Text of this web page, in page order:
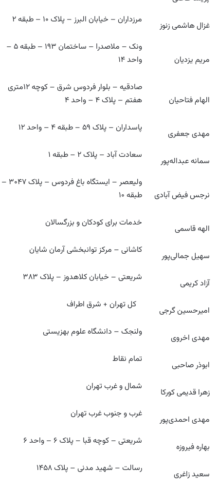
غزال هاشمی زنوز
مرزداران – خیابان البرز – پلاک ۱۰ – طبقه ۲
مریم یزدیان
ونک – ملاصدرا – ساختمان ۱۹۳ – طبقه ۵ –
واحد ۱۴
الهام فتاحیان
صادقیه – بلوار فردوس شرق – کوچه ۱۲متری
هفتم – پلاک ۴ – واحد ۴
مهدی جعفری
پاسداران – پلاک ۵۹ – طبقه ۴ – واحد ۱۲
سمانه عبداله‌پور
سعادت آباد – پلاک ۲ – طبقه ۱
نرجس فیض آبادی
ولیعصر – ایستگاه باغ فردوس – پلاک ۳۰۴۷ –
طبقه ۱۰
الهه قاسمی
خدمات برای کودکان و بزرگسالان
سهیل جمالی‌پور
کاشانی – مرکز توانبخشی آرمان شایان
آزاد کریمی
شریعتی – خیابان کلاهدوز – پلاک ۳۸۳
امیرحسین گرجی
کل تهران + شرق اطراف
مهدی اخروی
ولنجک – دانشگاه علوم بهزیستی
ابوذر صاحبی
تمام نقاط
زهرا قدیمی کورکا
شمال و غرب تهران
مهدی احمدی‌پور
غرب و جنوب غرب تهران
بهاره فیروزه
شریعتی – کوچه قبا – پلاک ۶ – واحد ۶
سعید زاغری
رسالت – شهید مدنی – پلاک ۱۴۵۸